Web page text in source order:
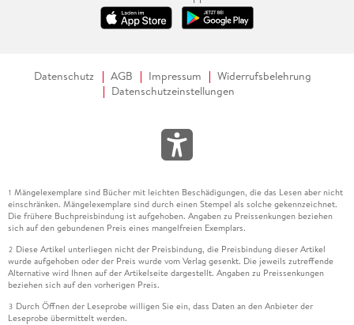
Datenschutz AGB Impressum
Widerrufsbelehrung
Datenschutzeinstellungen
1 Mängelexemplare sind Bücher mit leichten Beschädigungen, die das Lesen aber nicht
einschränken. Mängelexemplare sind durch einen Stempel als solche gekennzeichnet.
Die frühere Buchpreisbindung ist aufgehoben. Angaben zu Preissenkungen beziehen
sich auf den gebundenen Preis eines mangelfreien Exemplars.
2 Diese Artikel unterliegen nicht der Preisbindung, die Preisbindung dieser Artikel
wurde aufgehoben oder der Preis wurde vom Verlag gesenkt. Die jeweils zutreffende
Alternative wird Ihnen auf der Artikelseite dargestellt. Angaben zu Preissenkungen
beziehen sich auf den vorherigen Preis.
3 Durch Öffnen der Leseprobe willigen Sie ein, dass Daten an den Anbieter der
Leseprobe übermittelt werden.